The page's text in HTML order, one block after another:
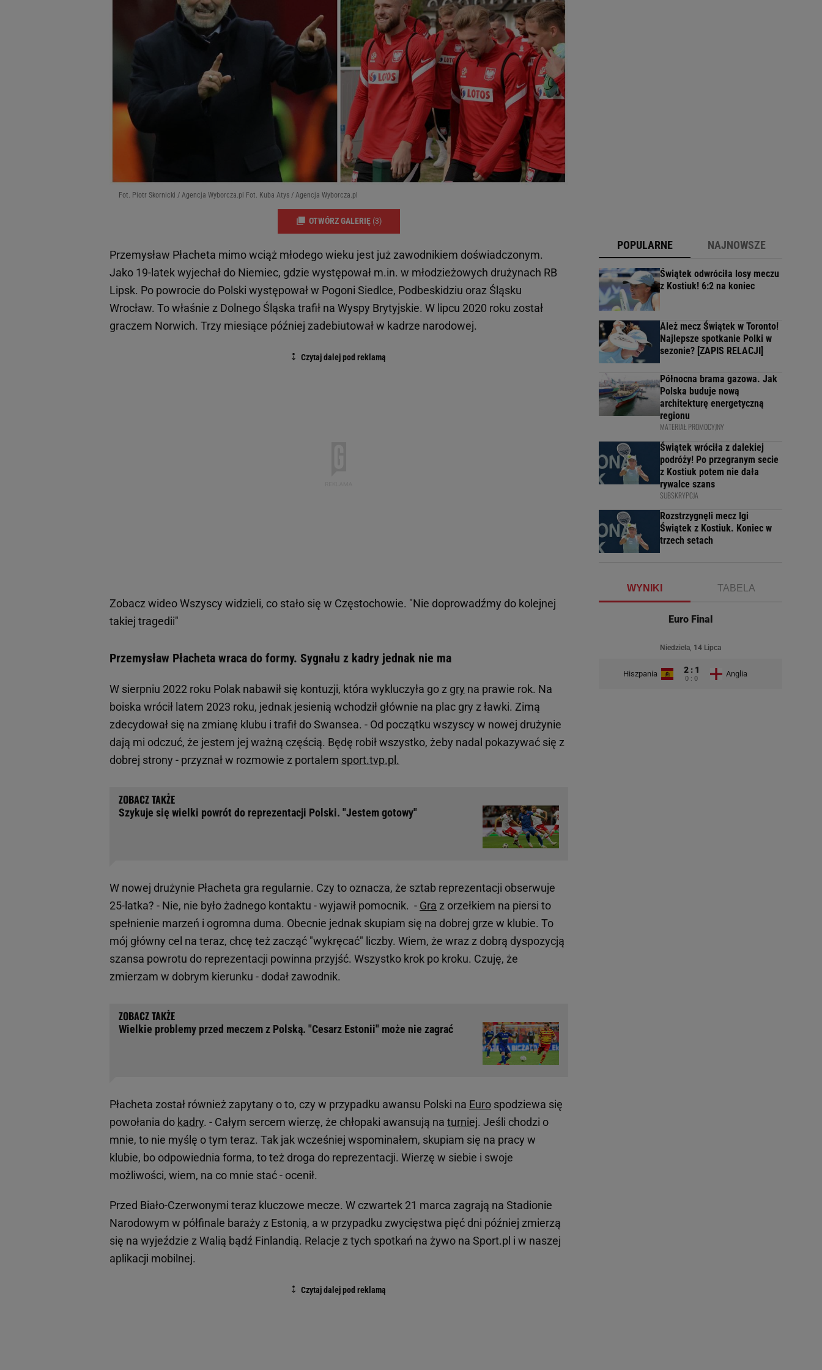
Fot. Piotr Skornicki / Agencja Wyborcza.pl Fot. Kuba Atys / Agencja Wyborcza.pl
OTWÓRZ GALERIĘ (3)
Przemysław Płacheta mimo wciąż młodego wieku jest już zawodnikiem doświadczonym.
Jako 19-latek wyjechał do Niemiec, gdzie występował m.in. w młodzieżowych drużynach RB
Lipsk. Po powrocie do Polski występował w Pogoni Siedlce, Podbeskidziu oraz Śląsku
Wrocław. To właśnie z Dolnego Śląska trafił na Wyspy Brytyjskie. W lipcu 2020 roku został
graczem Norwich. Trzy miesiące później zadebiutował w kadrze narodowej.
Zobacz wideoWszyscy widzieli, co stało się w Częstochowie. "Nie doprowadźmy do kolejnej
takiej tragedii"
Przemysław Płacheta wraca do formy. Sygnału z kadry jednak nie ma
W sierpniu 2022 roku Polak nabawił się kontuzji, która wykluczyła go z gry na prawie rok. Na
boiska wrócił latem 2023 roku, jednak jesienią wchodził głównie na plac gry z ławki. Zimą
zdecydował się na zmianę klubu i trafił do Swansea. - Od początku wszyscy w nowej drużynie
dają mi odczuć, że jestem jej ważną częścią. Będę robił wszystko, żeby nadal pokazywać się z
dobrej strony - przyznał w rozmowie z portalem sport.tvp.pl.
Szykuje się wielki powrót do reprezentacji Polski. "Jestem gotowy"
W nowej drużynie Płacheta gra regularnie. Czy to oznacza, że sztab reprezentacji obserwuje
25-latka? - Nie, nie było żadnego kontaktu - wyjawił pomocnik. - Gra z orzełkiem na piersi to
spełnienie marzeń i ogromna duma. Obecnie jednak skupiam się na dobrej grze w klubie. To
mój główny cel na teraz, chcę też zacząć "wykręcać" liczby. Wiem, że wraz z dobrą dyspozycją
szansa powrotu do reprezentacji powinna przyjść. Wszystko krok po kroku. Czuję, że
zmierzam w dobrym kierunku - dodał zawodnik.
Wielkie problemy przed meczem z Polską. "Cesarz Estonii" może nie zagrać
Płacheta został również zapytany o to, czy w przypadku awansu Polski na Euro spodziewa się
powołania do kadry. - Całym sercem wierzę, że chłopaki awansują na turniej. Jeśli chodzi o
mnie, to nie myślę o tym teraz. Tak jak wcześniej wspominałem, skupiam się na pracy w
klubie, bo odpowiednia forma, to też droga do reprezentacji. Wierzę w siebie i swoje
możliwości, wiem, na co mnie stać - ocenił.
Przed Biało-Czerwonymi teraz kluczowe mecze. W czwartek 21 marca zagrają na Stadionie
Narodowym w półfinale baraży z Estonią, a w przypadku zwycięstwa pięć dni później zmierzą
się na wyjeździe z Walią bądź Finlandią. Relacje z tych spotkań na żywo na Sport.pl i w naszej
aplikacji mobilnej.
POPULARNE NAJNOWSZE
Świątek odwróciła losy meczu
z Kostiuk! 6:2 na koniec
Ależ mecz Świątek w Toronto!
Najlepsze spotkanie Polki w
sezonie? [ZAPIS RELACJI]
Północna brama gazowa. Jak
Polska buduje nową
architekturę energetyczną
regionu
MATERIAŁ PROMOCYJNY
Świątek wróciła z dalekiej
podróży! Po przegranym secie
z Kostiuk potem nie dała
rywalce szans
SUBSKRYPCJA
Rozstrzygnęli mecz Igi
Świątek z Kostiuk. Koniec w
trzech setach
WYNIKI TABELA
Euro Final
Niedziela, 14 Lipca
Hiszpania 2 : 1
0 : 0
Anglia